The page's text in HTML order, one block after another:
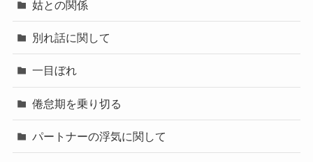
姑との関係
別れ話に関して
一目ぼれ
倦怠期を乗り切る
パートナーの浮気に関して